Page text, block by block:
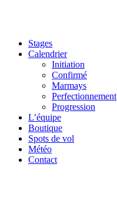
Stages
Calendrier
Initiation
Confirmé
Marmays
Perfectionnement
Progression
L’équipe
Boutique
Spots de vol
Météo
Contact